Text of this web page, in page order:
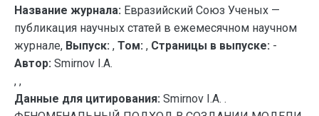
Название журнала: Евразийский Союз Ученых —
публикация научных статей в ежемесячном научном
журнале, Выпуск: , Том: , Страницы в выпуске: -
Автор: Smirnov I.A.
, ,
Данные для цитирования: Smirnov I.A. .